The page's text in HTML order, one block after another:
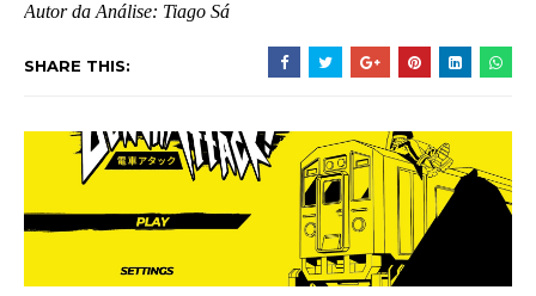
Autor da Análise: Tiago Sá
SHARE THIS: